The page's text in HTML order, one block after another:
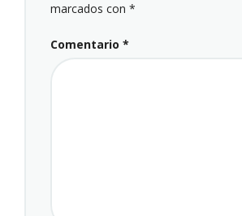
marcados con *
Comentario *